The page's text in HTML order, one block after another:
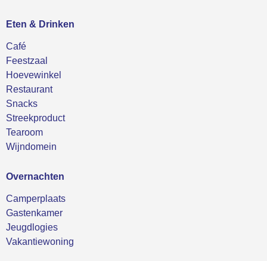
Eten & Drinken
Café
Feestzaal
Hoevewinkel
Restaurant
Snacks
Streekproduct
Tearoom
Wijndomein
Overnachten
Camperplaats
Gastenkamer
Jeugdlogies
Vakantiewoning